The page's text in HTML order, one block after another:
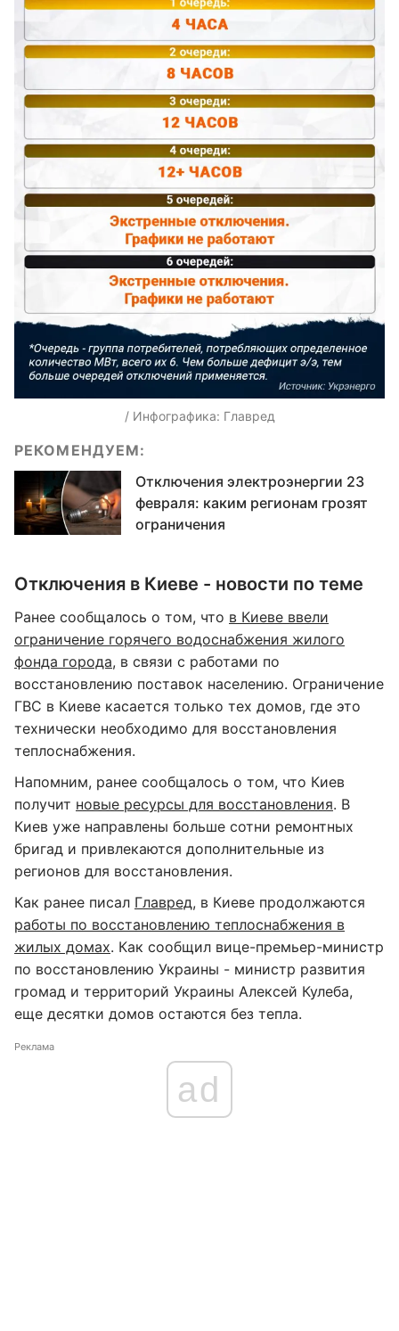
/ Инфографика: Главред
РЕКОМЕНДУЕМ:
Отключения электроэнергии 23
февраля: каким регионам грозят
ограничения
Отключения в Киеве - новости по теме
Ранее сообщалось о том, что в Киеве ввели
ограничение горячего водоснабжения жилого
фонда города, в связи с работами по
восстановлению поставок населению. Ограничение
ГВС в Киеве касается только тех домов, где это
технически необходимо для восстановления
теплоснабжения.
Напомним, ранее сообщалось о том, что Киев
получит новые ресурсы для восстановления. В
Киев уже направлены больше сотни ремонтных
бригад и привлекаются дополнительные из
регионов для восстановления.
Как ранее писал Главред, в Киеве продолжаются
работы по восстановлению теплоснабжения в
жилых домах. Как сообщил вице-премьер-министр
по восстановлению Украины - министр развития
громад и территорий Украины Алексей Кулеба,
еще десятки домов остаются без тепла.
Реклама
ad